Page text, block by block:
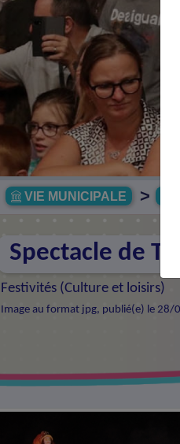
VIE MUNICIPALE >
Spectacle de
Festivités (Culture et loisirs)
Image au format jpg, publié(e) le